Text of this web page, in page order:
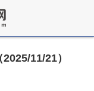
11/21）